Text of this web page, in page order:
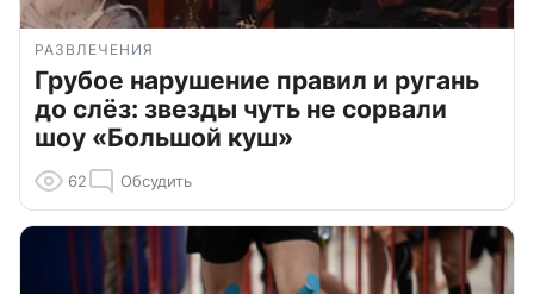
РАЗВЛЕЧЕНИЯ
Грубое нарушение правил и ругань
до слёз: звезды чуть не сорвали
шоу «Большой куш»
62 Обсудить